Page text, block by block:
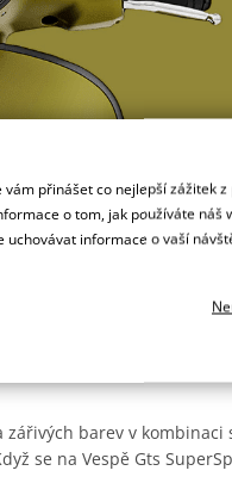
barev v
se na Vespě Gts
vám přinášet co nejlepší zážitek
o tom, jak používáte náš
uchovávat informace o vaší